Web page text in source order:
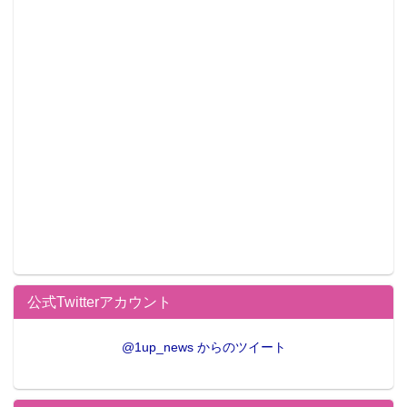
公式Twitterアカウント
@1up_news からのツイート